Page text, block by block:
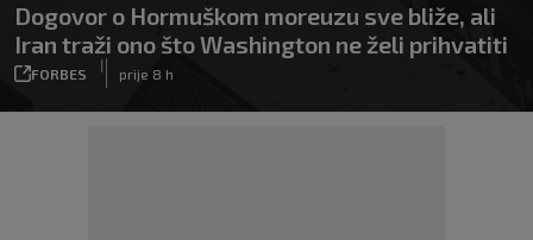
Dogovor o Hormuškom moreuzu sve bliže, ali
Iran traži ono što Washington ne želi prihvatiti
FORBES
|
prije 8 h